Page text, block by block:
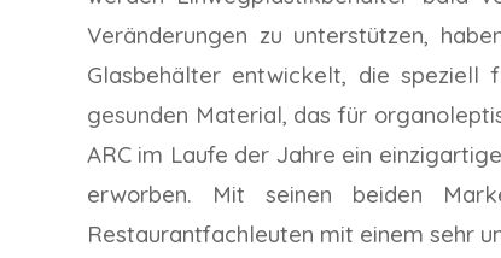
Veränderungen zu unterstützen,
Glasbehälter entwickelt, die speziell
gesunden Material, das für
ARC im Laufe der Jahre ein
erworben. Mit seinen beiden
Restaurantfachleuten mit einem sehr